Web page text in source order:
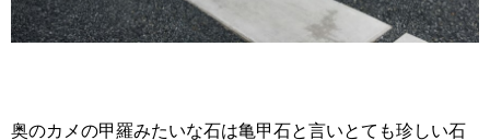
奥のカメの甲羅みたいな石は亀甲石と言いとても珍しい石